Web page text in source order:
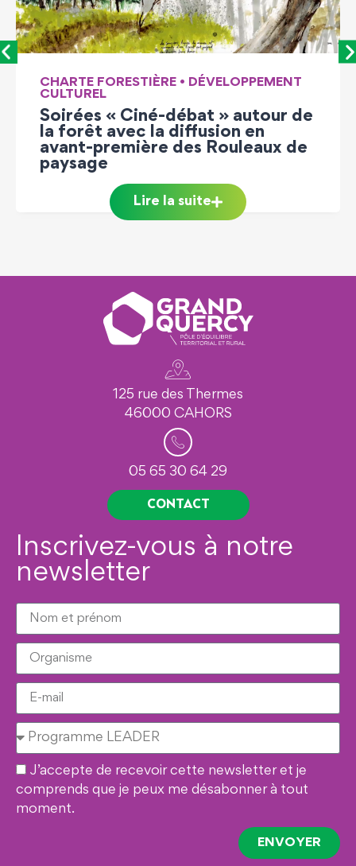
de
de
LEADER
Enquête auprès des
6 appellations du sud-
l’aune du changement
Lire la suite
125 rue des Thermes
46000 CAHORS
05 65 30 64 29
CONTACT
Inscrivez-vous à notre
newsletter
J’accepte de recevoir cette newsletter et je
comprends que je peux me désabonner à tout
moment.
ENVOYER